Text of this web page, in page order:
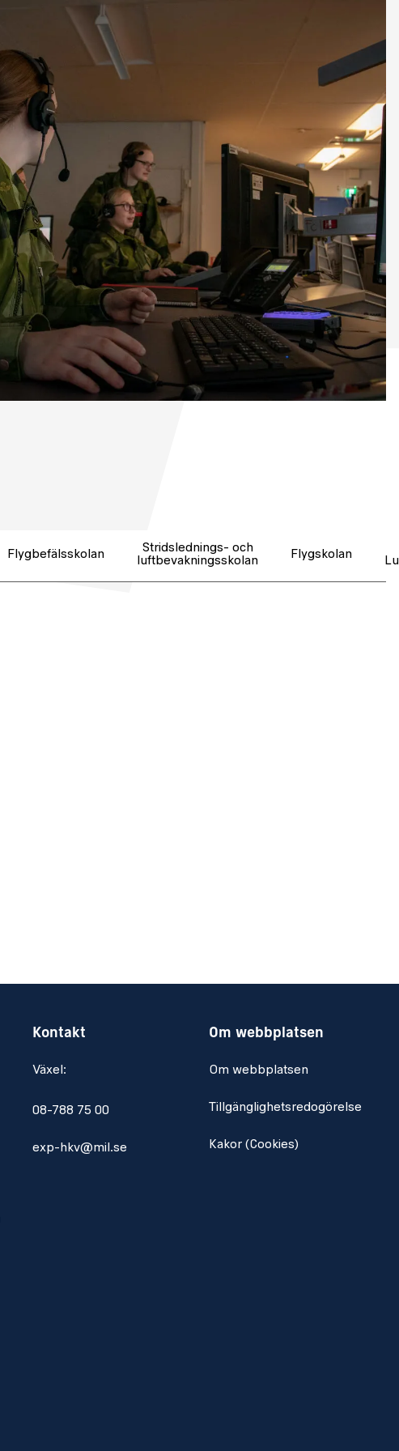
Flygbefälsskolan
Stridslednings- och
luftbevakningsskolan
Flygskolan
Kontakt
Växel:
08-788 75 00
exp-hkv@mil.se
Om webbplatsen
Om webbplatsen
Tillgänglighetsredogörelse
Kakor (Cookies)